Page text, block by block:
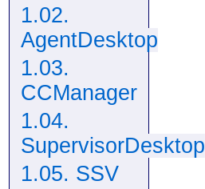
1.02.
AgentDesktop
1.03.
CCManager
1.04.
SupervisorDesktop
1.05. SSV